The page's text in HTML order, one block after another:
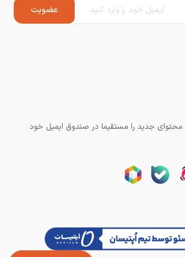
محتوای جدید را مستقیما در صندوق ایمیل خود